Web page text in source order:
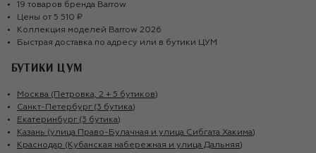
19 товаров бренда Barrow
Цены от 5 510 ₽
Коллекция моделей Barrow 2026
Быстрая доставка по адресу или в бутики ЦУМ
БУТИКИ ЦУМ
Москва (Петровка, 2 + 5 бутиков)
Санкт-Петербург (3 бутика)
Екатеринбург (3 бутика)
Казань (улица Право-Булачная и улица Сибгата Хакима)
Краснодар (Кубанская набережная и улица Дальняя)